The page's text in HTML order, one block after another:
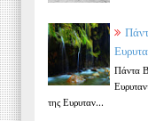
Πάντα
της Ευρυταν...